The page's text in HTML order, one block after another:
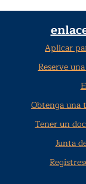
Aplicar
Reserve
Obtenga una
Tener un
Junta